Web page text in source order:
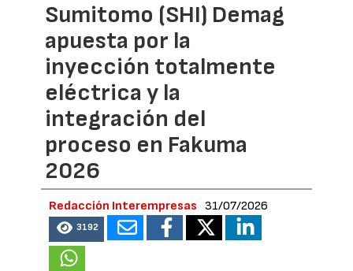
Sumitomo (SHI) Demag
apuesta por la
inyección totalmente
eléctrica y la
integración del
proceso en Fakuma
2026
Redacción Interempresas 31/07/2026
3192